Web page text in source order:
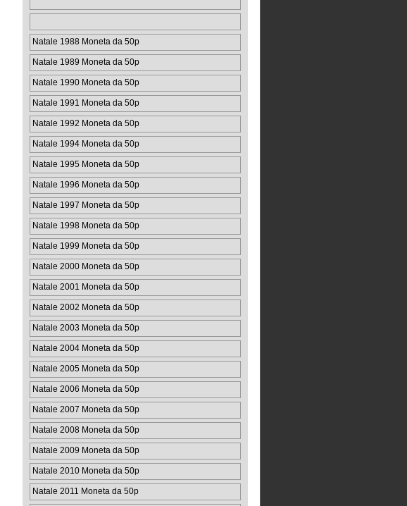
Natale 1988 Moneta da 50p
Natale 1989 Moneta da 50p
Natale 1990 Moneta da 50p
Natale 1991 Moneta da 50p
Natale 1992 Moneta da 50p
Natale 1994 Moneta da 50p
Natale 1995 Moneta da 50p
Natale 1996 Moneta da 50p
Natale 1997 Moneta da 50p
Natale 1998 Moneta da 50p
Natale 1999 Moneta da 50p
Natale 2000 Moneta da 50p
Natale 2001 Moneta da 50p
Natale 2002 Moneta da 50p
Natale 2003 Moneta da 50p
Natale 2004 Moneta da 50p
Natale 2005 Moneta da 50p
Natale 2006 Moneta da 50p
Natale 2007 Moneta da 50p
Natale 2008 Moneta da 50p
Natale 2009 Moneta da 50p
Natale 2010 Moneta da 50p
Natale 2011 Moneta da 50p